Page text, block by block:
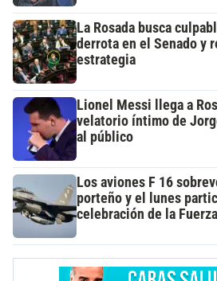
La Rosada busca
derrota en el Senado y
estrategia
Lionel Messi llega a
velatorio íntimo de
al público
Los aviones F 16
porteño y el lunes
celebración de la